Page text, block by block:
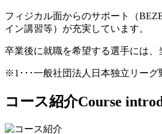
フィジカル面からのサポート（
イン講習等）が充実しています。
卒業後に就職を希望する選手には
※1･･･一般社団法人日本独立リー
コース紹介Course